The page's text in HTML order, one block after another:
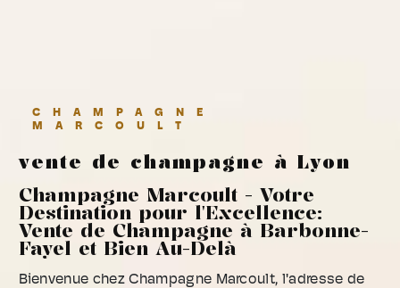
CHAMPAGNE
MARCOULT
vente de champagne à Lyon
Champagne Marcoult - Votre
Destination pour l'Excellence:
Vente de Champagne à Barbonne-
Fayel et Bien Au-Delà
Bienvenue chez Champagne Marcoult, l'adresse de